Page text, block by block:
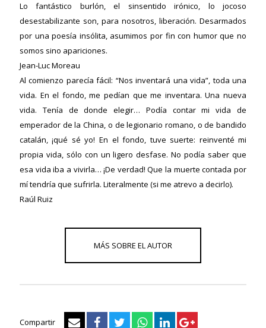
Lo fantástico burlón, el sinsentido irónico, lo jocoso
desestabilizante son, para nosotros, liberación. Desarmados
por una poesía insólita, asumimos por fin con humor que no
somos sino apariciones.
Jean-Luc Moreau
Al comienzo parecía fácil: “Nos inventará una vida”, toda una
vida. En el fondo, me pedían que me inventara. Una nueva
vida. Tenía de donde elegir… Podía contar mi vida de
emperador de la China, o de legionario romano, o de bandido
catalán, ¡qué sé yo! En el fondo, tuve suerte: reinventé mi
propia vida, sólo con un ligero desfase. No podía saber que
esa vida iba a vivirla… ¡De verdad! Que la muerte contada por
mí tendría que sufrirla. Literalmente (si me atrevo a decirlo).
Raúl Ruiz
Compartir